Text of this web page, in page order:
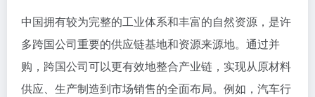
中国拥有较为完整的工业体系和丰富的自然资源，是许
多跨国公司重要的供应链基地和资源来源地。通过并
购，跨国公司可以更有效地整合产业链，实现从原材料
供应、生产制造到市场销售的全面布局。例如，汽车行